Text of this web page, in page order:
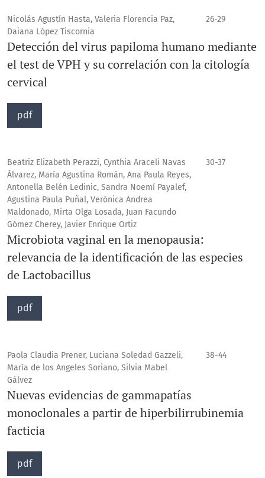
Nicolás Agustín Hasta, Valeria Florencia Paz,
Daiana López Tiscornia
26-29
Detección del virus papiloma humano mediante
el test de VPH y su correlación con la citología
cervical
pdf
Beatriz Elizabeth Perazzi, Cynthia Araceli Navas
Álvarez, María Agustina Román, Ana Paula Reyes,
Antonella Belén Ledinic, Sandra Noemí Payalef,
Agustina Paula Puñal, Verónica Andrea
Maldonado, Mirta Olga Losada, Juan Facundo
Gómez Cherey, Javier Enrique Ortiz
30-37
Microbiota vaginal en la menopausia:
relevancia de la identificación de las especies
de Lactobacillus
pdf
Paola Claudia Prener, Luciana Soledad Gazzeli,
María de los Angeles Soriano, Silvia Mabel
Gálvez
38-44
Nuevas evidencias de gammapatías
monoclonales a partir de hiperbilirrubinemia
facticia
pdf